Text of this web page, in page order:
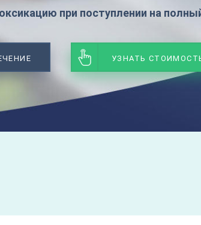
при поступлении на
УЗНАТЬ